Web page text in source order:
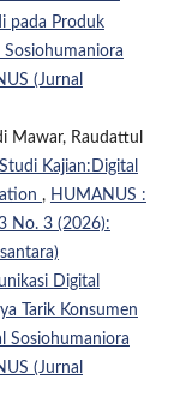
pada Produk
(Jurnal
Mawar, Raudattul
Studi Kajian:Digital
, HUMANUS :
No. 3 (2026):
Digital
Tarik Konsumen
Sosiohumaniora
(Jurnal